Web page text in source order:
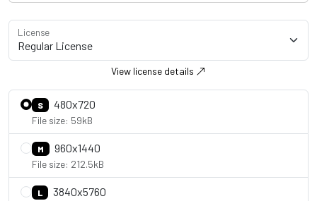
License
View license details
S 480x720
File size: 59kB
M 960x1440
File size: 212.5kB
L 3840x5760